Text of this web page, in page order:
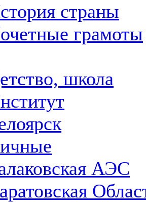
страны
грамоты
школа
АЭС